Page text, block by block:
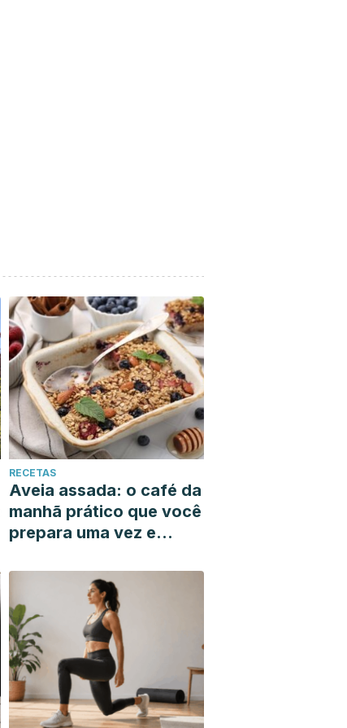
RECETAS
Aveia assada: o café da
manhã prático que você
prepara uma vez e
semana